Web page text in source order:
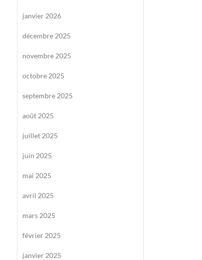
janvier 2026
décembre 2025
novembre 2025
octobre 2025
septembre 2025
août 2025
juillet 2025
juin 2025
mai 2025
avril 2025
mars 2025
février 2025
janvier 2025